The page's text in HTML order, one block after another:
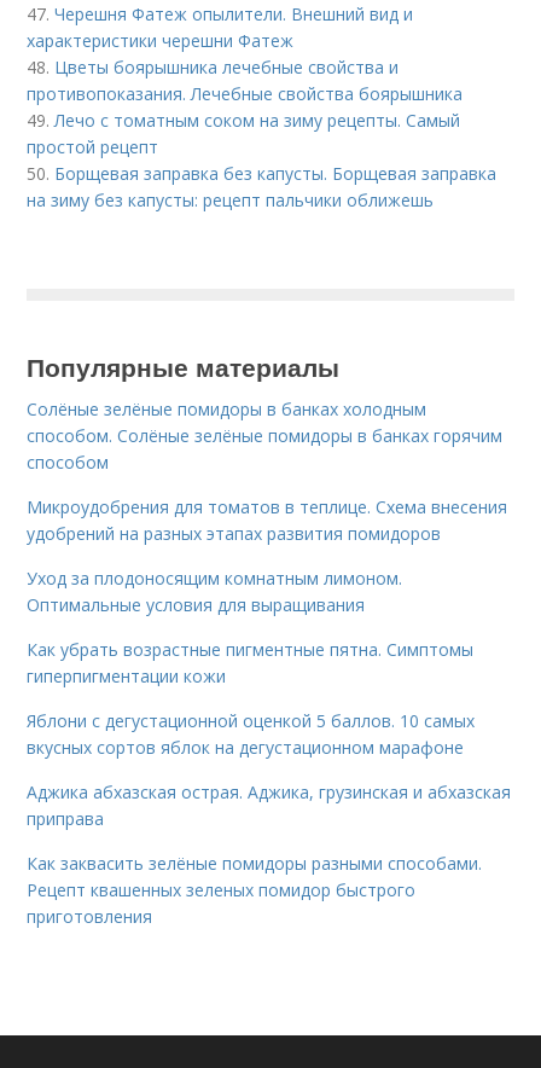
47.Черешня Фатеж опылители. Внешний вид и
характеристики черешни Фатеж
48. Цветы боярышника лечебные свойства и
противопоказания. Лечебные свойства боярышника
49.Лечо с томатным соком на зиму рецепты. Самый
простой рецепт
50. Борщевая заправка без капусты. Борщевая заправка
на зиму без капусты: рецепт пальчики оближешь
Популярные материалы
Солёные зелёные помидоры в банках холодным
способом. Солёные зелёные помидоры в банках горячим
способом
Микроудобрения для томатов в теплице. Схема внесения
удобрений на разных этапах развития помидоров
Уход за плодоносящим комнатным лимоном.
Оптимальные условия для выращивания
Как убрать возрастные пигментные пятна. Симптомы
гиперпигментации кожи
Яблони с дегустационной оценкой 5 баллов. 10 самых
вкусных сортов яблок на дегустационном марафоне
Аджика абхазская острая. Аджика, грузинская и абхазская
приправа
Как заквасить зелёные помидоры разными способами.
Рецепт квашенных зеленых помидор быстрого
приготовления